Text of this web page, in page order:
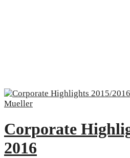
Corporate
2016